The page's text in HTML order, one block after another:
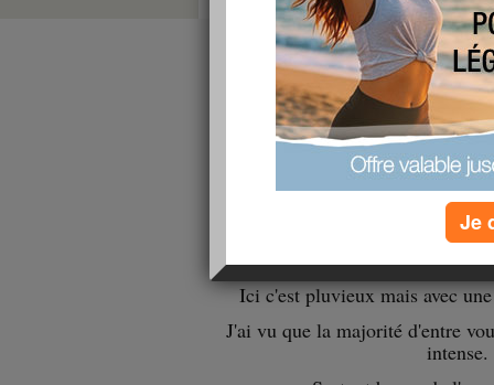
Bonjour les
Ici c'est pluvieux mais avec
J'ai vu que la majorité d'entre
intense.
Je